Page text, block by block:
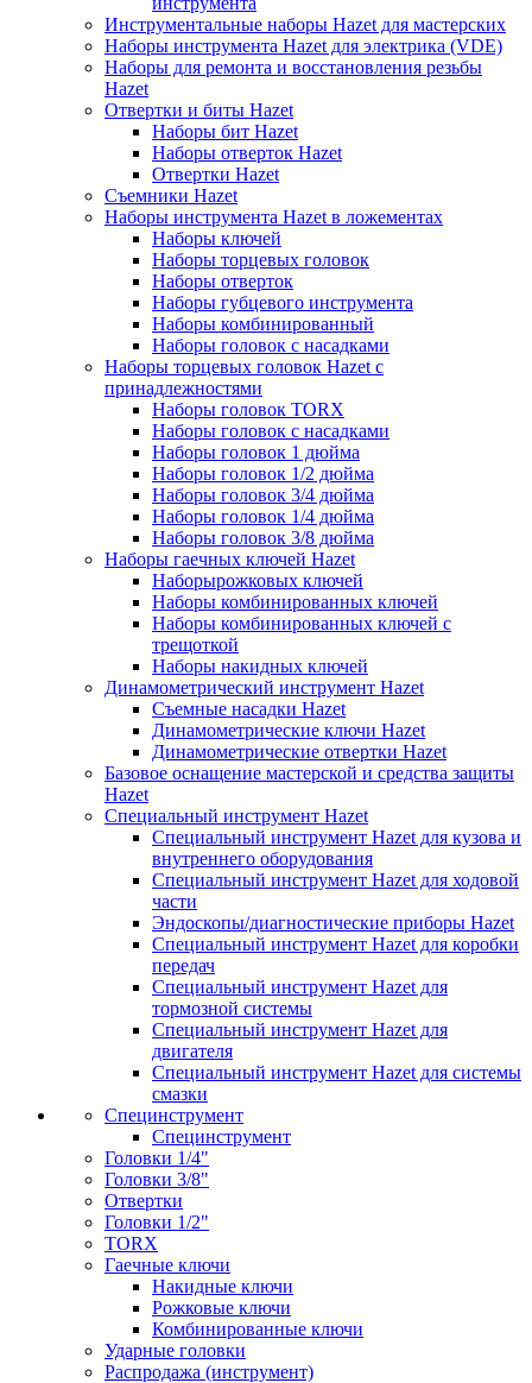
Инструментальные наборы Hazet для мастерских
Наборы инструмента Hazet для электрика (VDE)
Наборы для ремонта и восстановления резьбы
Hazet
Отвертки и биты Hazet
Наборы бит Hazet
Наборы отверток Hazet
Отвертки Hazet
Съемники Hazet
Наборы инструмента Hazet в ложементах
Наборы ключей
Наборы торцевых головок
Наборы отверток
Наборы губцевого инструмента
Наборы комбинированный
Наборы головок с насадками
Наборы торцевых головок Hazet с
принадлежностями
Наборы головок TORX
Наборы головок с насадками
Наборы головок 1 дюйма
Наборы головок 1/2 дюйма
Наборы головок 3/4 дюйма
Наборы головок 1/4 дюйма
Наборы головок 3/8 дюйма
Наборы гаечных ключей Hazet
Наборырожковых ключей
Наборы комбинированных ключей
Наборы комбинированных ключей с
трещоткой
Наборы накидных ключей
Динамометрический инструмент Hazet
Съемные насадки Hazet
Динамометрические ключи Hazet
Динамометрические отвертки Hazet
Базовое оснащение мастерской и средства защиты
Hazet
Специальный инструмент Hazet
Специальный инструмент Hazet для кузова и
внутреннего оборудования
Специальный инструмент Hazet для ходовой
части
Эндоскопы/диагностические приборы Hazet
Специальный инструмент Hazet для коробки
передач
Специальный инструмент Hazet для
тормозной системы
Специальный инструмент Hazet для
двигателя
Специальный инструмент Hazet для системы
смазки
Специнструмент
Специнструмент
Головки 1/4"
Головки 3/8"
Отвертки
Головки 1/2"
TORX
Гаечные ключи
Накидные ключи
Рожковые ключи
Комбинированные ключи
Ударные головки
Распродажа (инструмент)